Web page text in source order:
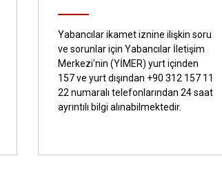
Yabancılar ikamet iznine ilişkin soru
ve sorunlar için Yabancılar İletişim
Merkezi'nin (YİMER) yurt içinden
157 ve yurt dışından +90 312 157 11
22 numaralı telefonlarından 24 saat
ayrıntılı bilgi alınabilmektedir.